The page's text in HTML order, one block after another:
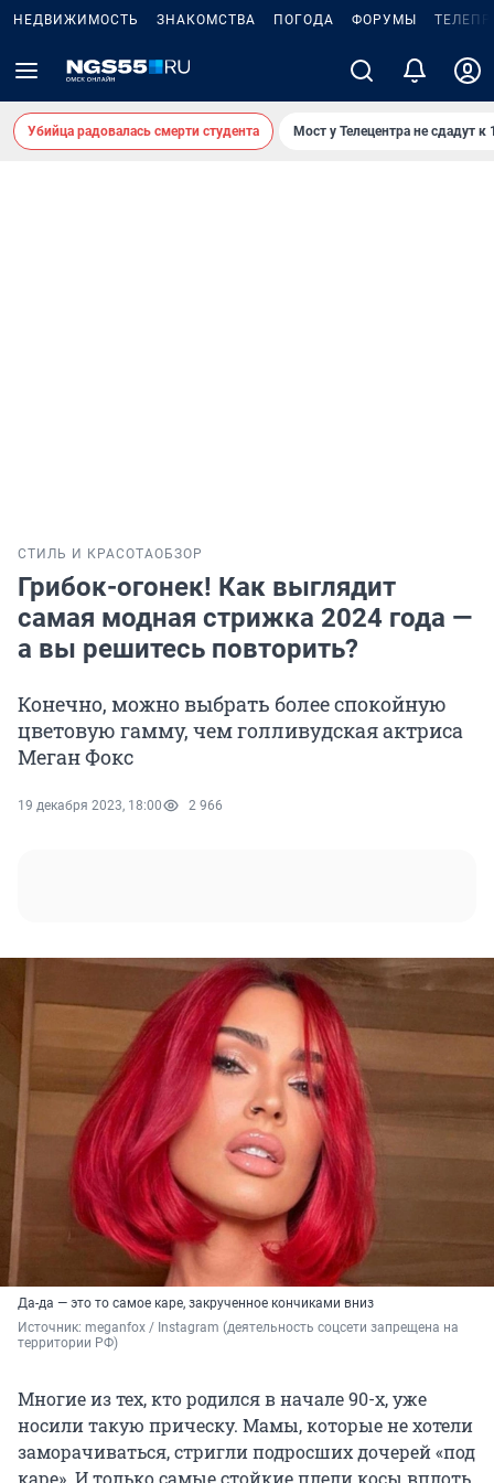
НЕДВИЖИМОСТЬ ЗНАКОМСТВА ПОГОДА ФОРУМЫ
Убийца радовалась смерти студента Мост у Телецентра не сдадут к
СТИЛЬ И КРАСОТАОБЗОР
Грибок-огонек! Как выглядит
самая модная стрижка 2024 года —
а вы решитесь повторить?
Конечно, можно выбрать более спокойную
цветовую гамму, чем голливудская актриса
Меган Фокс
19 декабря 2023, 18:00 2 966
Да-да — это то самое каре, закрученное кончиками вниз
Источник: meganfox / Instagram (деятельность соцсети запрещена на
территории РФ)
Многие из тех, кто родился в начале 90-х, уже
носили такую прическу. Мамы, которые не хотели
заморачиваться, стригли подросших дочерей «под